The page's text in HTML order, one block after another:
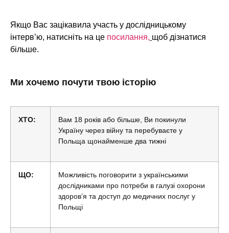
Якщо Вас зацікавила участь у дослідницькому
інтерв’ю, натисніть на це посилання, щоб дізнатися
більше.
Ми хочемо почути твою історію
ХТО:
Вам 18 років або більше, Ви покинули
Україну через війну та перебуваєте у
Польща щонайменше два тижні
ЩО:
Можливість поговорити з українськими
дослідниками про потреби в галузі охорони
здоров’я та доступ до медичних послуг у
Польщі